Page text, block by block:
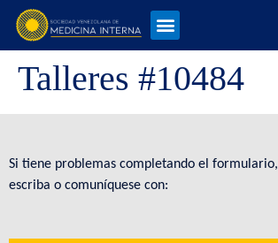
Talleres #10484
Si tiene problemas completando el formulario,
escriba o comuníquese con: